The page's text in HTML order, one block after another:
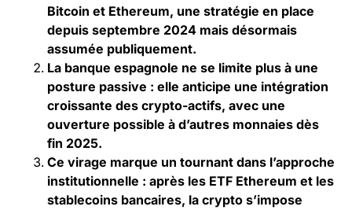
Bitcoin et Ethereum, une stratégie en place
depuis septembre 2024 mais désormais
assumée publiquement.
La banque espagnole ne se limite plus à une
posture passive : elle anticipe une intégration
croissante des crypto-actifs, avec une
ouverture possible à d’autres monnaies dès
fin 2025.
Ce virage marque un tournant dans l’approche
institutionnelle : après les ETF Ethereum et les
stablecoins bancaires, la crypto s’impose